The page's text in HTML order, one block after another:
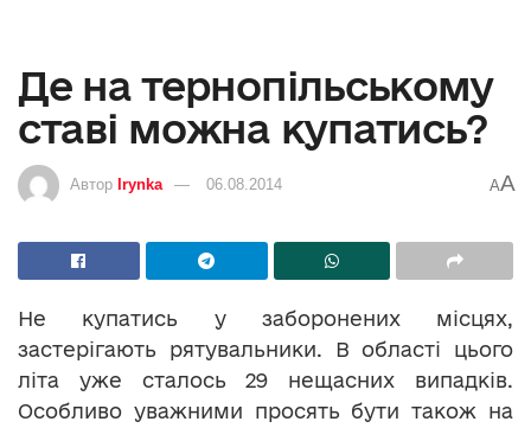
Де на тернопільському
ставі можна купатись?
Автор Irynka 06.08.2014 AA
Не купатись у заборонених місцях,
застерігають рятувальники. В області цього
літа уже сталось 29 нещасних випадків.
Особливо уважними просять бути також на